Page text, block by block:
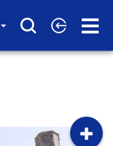
Open